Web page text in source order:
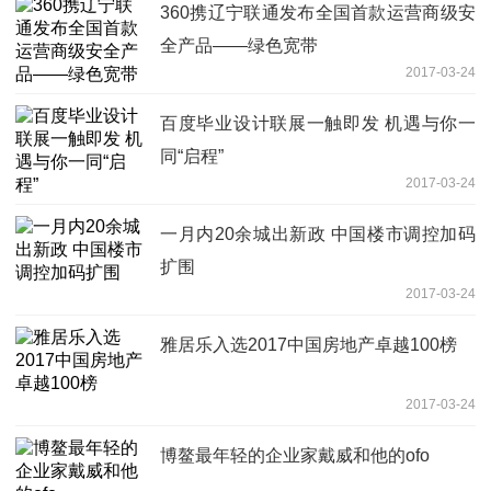
360携辽宁联通发布全国首款运营商级安
全产品——绿色宽带
2017-03-24
百度毕业设计联展一触即发 机遇与你一
同“启程”
2017-03-24
一月内20余城出新政 中国楼市调控加码
扩围
2017-03-24
雅居乐入选2017中国房地产卓越100榜
2017-03-24
博鳌最年轻的企业家戴威和他的ofo